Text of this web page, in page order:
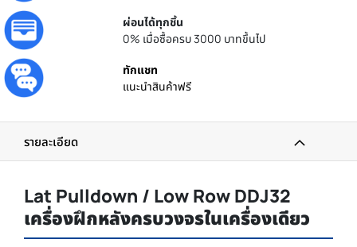
ผ่อนได้ทุกชิ้น
0% เมื่อซื้อครบ 3000 บาทขึ้นไป
ทักแชท
แนะนำสินค้าฟรี
รายละเอียด
Lat Pulldown / Low Row DDJ32
เครื่องฝึกหลังครบวงจรในเครื่องเดียว